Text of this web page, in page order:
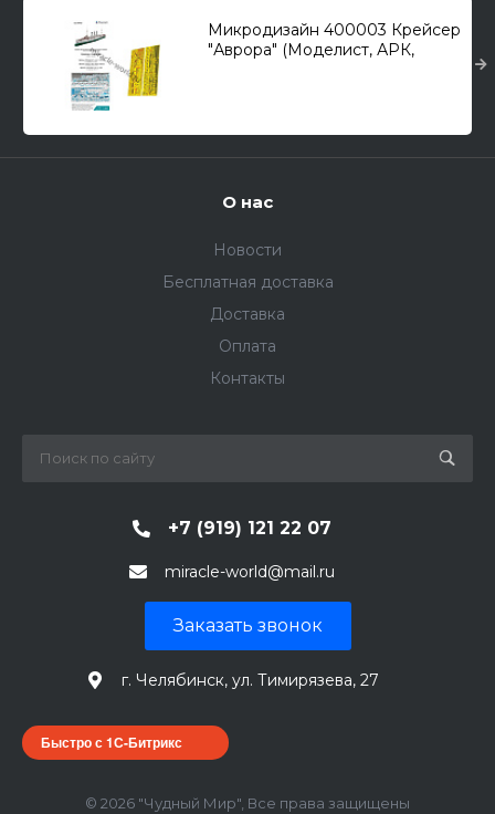
Микродизайн 400003 Крейсер
"Аврора" (Моделист, АРК,
О нас
Новости
Бесплатная доставка
Доставка
Оплата
Контакты
+7 (919) 121 22 07
miracle-world@mail.ru
Заказать звонок
г. Челябинск, ул. Тимирязева, 27
Быстро с 1С-Битрикс
© 2026 "Чудный Мир", Все права защищены